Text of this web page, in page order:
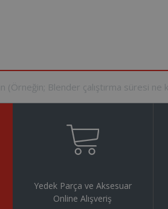
Yedek Parça ve Aksesuar
Online Alışveriş